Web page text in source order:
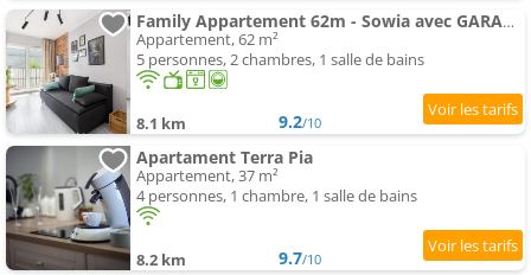
Family Appartement 62m - Sowia avec GARAGE & balcon by Noclegi Renters
Appartement, 62 m²
5 personnes, 2 chambres, 1 salle de bains
8.1 km 9.2/10
Apartament Terra Pia
Appartement, 37 m²
4 personnes, 1 chambre, 1 salle de bains
8.2 km 9.7/10